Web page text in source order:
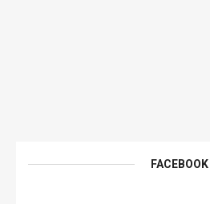
FACEBOOK